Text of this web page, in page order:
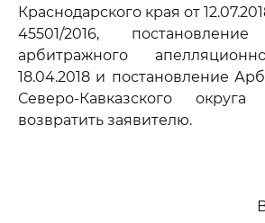
Краснодарского края от
45501/2016, постановление
арбитражного
18.04.2018 и постановление
Северо-Кавказского
возвратить заявителю.